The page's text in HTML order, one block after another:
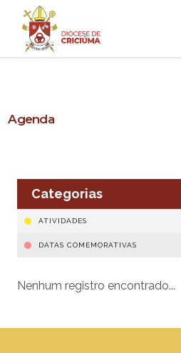
Agenda
Categorias
ATIVIDADES
DATAS COMEMORATIVAS
Nenhum registro encontrado...